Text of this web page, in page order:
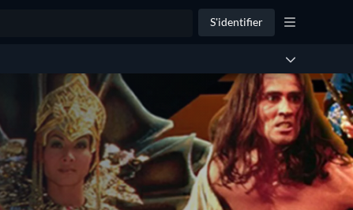
S'identifier